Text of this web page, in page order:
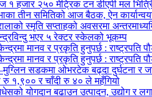
१ हजार २५० मेट्रिक टन डीएपी मल
तीन समितिको आज बैठक, ऐन
स्मृति सप्ताहको अवसरमा
भएर ५ रेक्टर स्केलको भूकम्प
मानव र प्रकृति हुनुपर्छ : राष्ट्रपति
मानव र प्रकृति हुनुपर्छ : राष्ट्रपति
सडकमा ओभरटेक बढ्दा दुर्घटना र
रु १,९०० र चाँदी रु ४० ले महँगियो
योगदान बढाउन उत्पादन, उद्योग र